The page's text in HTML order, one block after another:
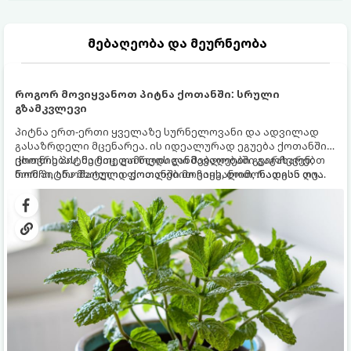
მებაღეობა და მეურნეობა
როგორ მოვიყვანოთ პიტნა ქოთანში: სრული
გზამკვლევი
პიტნა ერთ-ერთი ყველაზე სურნელოვანი და ადვილად
გასაზრდელი მცენარეა. ის იდეალურად ეგუება ქოთანში
ცხოვრებას, მეტიც, გამოცდილი მებაღეები გვირჩევენ,
რომ პიტნა მხოლოდ ქოთანში მოვიყვანოთ, რადგან ღია
გრუნტში (ბაღში) დარგვისას ის ფესვებით ძალიან
სწრაფად ვრცელდება და სხვა მცენარეებს ავიწროებს.
ქოთნის პიტნა მთელი წლის განმავლობაში გაგახარებთ
ნორჩი, არომატული ფოთლებით ჩაის, ლიმონათისა თუ
კერძებისთვის.